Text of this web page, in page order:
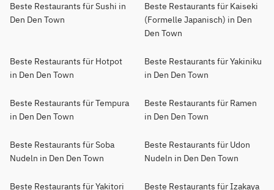
Beste Restaurants für Sushi in
Den Den Town
Beste Restaurants für Kaiseki
(Formelle Japanisch) in Den
Den Town
Beste Restaurants für Hotpot
in Den Den Town
Beste Restaurants für Yakiniku
in Den Den Town
Beste Restaurants für Tempura
in Den Den Town
Beste Restaurants für Ramen
in Den Den Town
Beste Restaurants für Soba
Nudeln in Den Den Town
Beste Restaurants für Udon
Nudeln in Den Den Town
Beste Restaurants für Yakitori Beste Restaurants für Izakaya